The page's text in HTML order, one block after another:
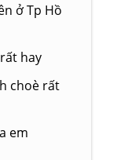
ở Tp Hồ
hay
choè rất
em